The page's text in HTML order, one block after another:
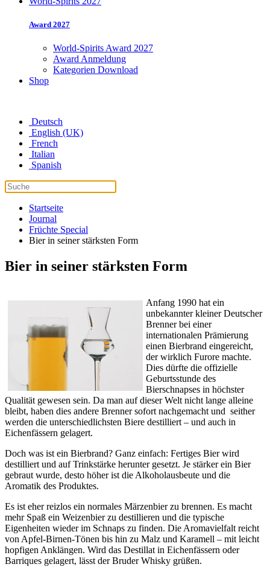
Award 2027
World-Spirits Award 2027
Award Anmeldung
Kategorien Download
Shop
Deutsch
English (UK)
French
Italian
Spanish
Startseite
Journal
Früchte Special
Bier in seiner stärksten Form
Bier in seiner stärksten Form
Anfang 1990 hat ein
unbekannter kleiner Deutscher
Brenner bei einer
internationalen Prämierung
einen Bierbrand eingereicht,
der wirklich Furore machte.
Dies dürfte die offizielle
Geburtsstunde des
Bierschnapses in höchster
Qualität gewesen sein. Da man auf dieser Welt nicht lange alleine
bleibt, haben dies andere Brenner sofort nachgemacht und seither
werden die unterschiedlichsten Biere destilliert – und auch in
Eichenfässern gelagert.
Doch was ist ein Bierbrand? Ganz einfach: Fertiges Bier wird
destilliert und auf Trinkstärke herunter gesetzt. Je stärker ein Bier
gebraut wurde, desto höher ist die Alkoholausbeute und die
Aromatik des Produktes.
Es ist eher reizlos ein normales Märzenbier zu brennen. Es macht
mehr Spaß ein Weizenbier zu destillieren und die typische
Eigenheiten wieder im Schnaps zu finden. Die Aromavielfalt reicht
von Apfel-Birnen-Tönen bis hin zu Malz und Karamell – mit leicht
hopfigen Anklängen. Wird das Destillat in Eichenfässern oder
Barriques gelagert, lässt der Bruder Whisky grüßen.